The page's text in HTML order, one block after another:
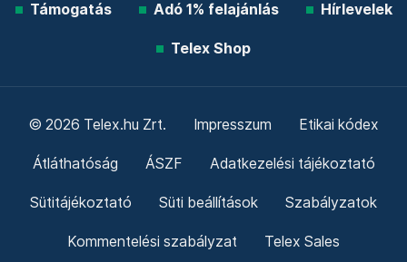
Támogatás Adó 1% felajánlás Hírlevelek
Telex Shop
© 2026 Telex.hu Zrt. Impresszum Etikai kódex
Átláthatóság ÁSZF Adatkezelési tájékoztató
Sütitájékoztató Süti beállítások Szabályzatok
Kommentelési szabályzat Telex Sales